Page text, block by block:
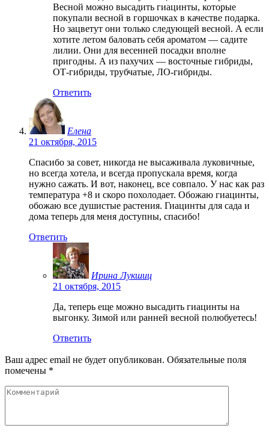
Весной можно высадить гиацинты, которые
покупали весной в горшочках в качестве подарка.
Но зацветут они только следующей весной. А если
хотите летом баловать себя ароматом — садите
лилии. Они для весенней посадки вполне
пригодны. А из пахучих — восточные гибриды,
ОТ-гибриды, трубчатые, ЛО-гибриды.
Ответить
Елена
21 октября, 2015
Спасибо за совет, никогда не высаживала луковичные,
но всегда хотела, и всегда пропускала время, когда
нужно сажать. И вот, наконец, все совпало. У нас как раз
температура +8 и скоро похолодает. Обожаю гиацинты,
обожаю все душистые растения. Гиацинты для сада и
дома теперь для меня доступны, спасибо!
Ответить
Ирина Лукшиц
21 октября, 2015
Да, теперь еще можно высадить гиацинты на
выгонку. Зимой или ранней весной полюбуетесь!
Ответить
Ваш адрес email не будет опубликован. Обязательные поля
помечены *
Комментарий